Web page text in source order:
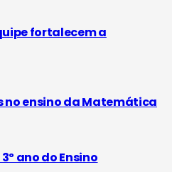
fortalecem a
no ensino da Matemática
ano do Ensino